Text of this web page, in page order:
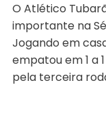
O Atlético
importante na
Jogando em
empatou em 1 a
pela terceira